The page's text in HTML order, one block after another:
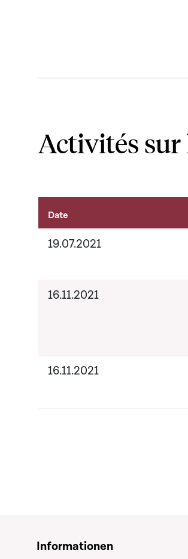
Activités sur
Activités sur le dossier
Date
19.07.2021
16.11.2021
16.11.2021
Informationen